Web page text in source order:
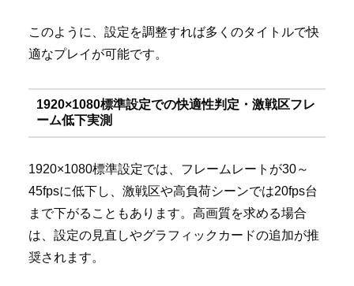
このように、設定を調整すれば多くのタイトルで快
適なプレイが可能です。
1920×1080標準設定での快適性判定・激戦区フレ
ーム低下実測
1920×1080標準設定では、フレームレートが30～
45fpsに低下し、激戦区や高負荷シーンでは20fps台
まで下がることもあります。高画質を求める場合
は、設定の見直しやグラフィックカードの追加が推
奨されます。